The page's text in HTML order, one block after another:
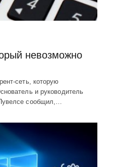
невозможно
сеть, которую
и руководитель
сообщил,…